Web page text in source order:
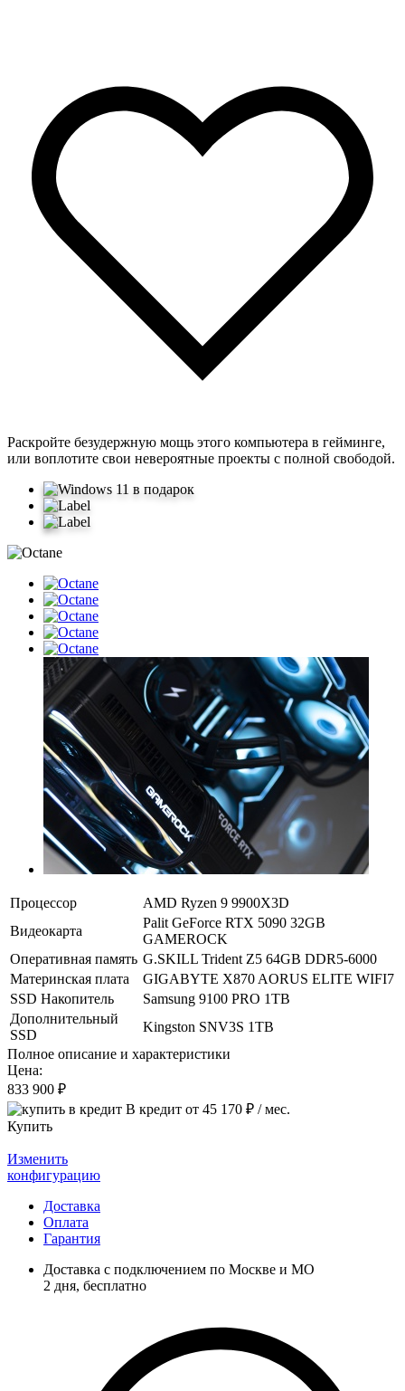
Раскройте безудержную мощь этого компьютера в гейминге,
или воплотите свои невероятные проекты с полной свободой.
Процессор
AMD Ryzen 9 9900X3D
Видеокарта
Palit GeForce RTX 5090 32GB
GAMEROCK
Оперативная память G.SKILL Trident Z5 64GB DDR5-6000
Материнская плата
GIGABYTE X870 AORUS ELITE WIFI7
SSD Накопитель
Samsung 9100 PRO 1TB
Дополнительный
SSD
Kingston SNV3S 1TB
Полное описание и характеристики
Цена:
833 900 ₽
В кредит от 45 170 ₽ / мес.
Купить
Изменить
конфигурацию
Доставка
Оплата
Гарантия
Доставка с подключением по Москве и МО
2 дня, бесплатно